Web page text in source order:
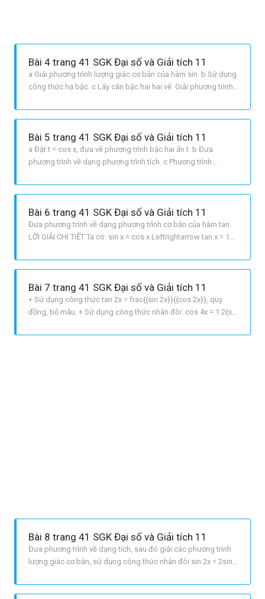
Bài 4 trang 41 SGK Đại số và Giải tích 11
a Giải phương trình lượng giác cơ bản của hàm sin. b Sử dụng
công thức hạ bậc. c Lấy căn bậc hai hai vế. Giải phương trình
giác cơ bản của hàm tan. LỜI GIẢI CHI TIẾT a Ta có: eqalign{ &
Bài 5 trang 41 SGK Đại số và Giải tích 11
a Đặt t = cos x, đưa về phương trình bậc hai ẩn t. b Đưa
phương trình về dạng phương trình tích. c Phương trình
Biến đổi, quy đồng, đưa phương trình về dạng phương trình
Bài 6 trang 41 SGK Đại số và Giải tích 11
Đưa phương trình về dạng phương trình cơ bản của hàm tan.
LỜI GIẢI CHI TIẾT Ta có: sin x = cos x Leftrightarrow tan x = 1
π] nên: pi le frac{pi }{4} + kpi le pi Leftrightarrow 1 le frac{1}
Bài 7 trang 41 SGK Đại số và Giải tích 11
+ Sử dụng công thức tan 2x = frac{{sin 2x}}{{cos 2x}}, quy
đồng, bỏ mẫu. + Sử dụng công thức nhân đôi: cos 4x = 1 2{sin
trình lượng giác cơ bản của hàm sin. LỜI GIẢI CHI TIẾT Điều
Bài 8 trang 41 SGK Đại số và Giải tích 11
Đưa phương trình về dạng tích, sau đó giải các phương trình
lượng giác cơ bản, sử dụng công thức nhân đôi sin 2x = 2sin
nghiệm ta tìm nghiệm dương nhỏ nhất và chọn đáp án đúng.